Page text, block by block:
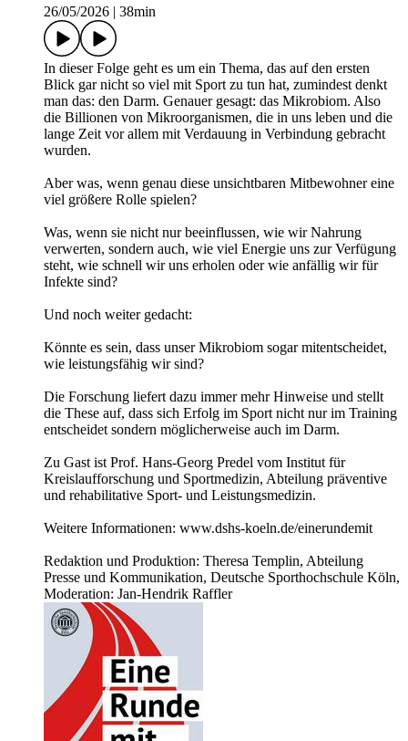
26/05/2026
38min
In dieser Folge geht es um ein Thema, das auf den ersten
Blick gar nicht so viel mit Sport zu tun hat, zumindest denkt
man das: den Darm. Genauer gesagt: das Mikrobiom. Also
die Billionen von Mikroorganismen, die in uns leben und die
lange Zeit vor allem mit Verdauung in Verbindung gebracht
wurden.
Aber was, wenn genau diese unsichtbaren Mitbewohner eine
viel größere Rolle spielen?
Was, wenn sie nicht nur beeinflussen, wie wir Nahrung
verwerten, sondern auch, wie viel Energie uns zur Verfügung
steht, wie schnell wir uns erholen oder wie anfällig wir für
Infekte sind?
Und noch weiter gedacht:
Könnte es sein, dass unser Mikrobiom sogar mitentscheidet,
wie leistungsfähig wir sind?
Die Forschung liefert dazu immer mehr Hinweise und stellt
die These auf, dass sich Erfolg im Sport nicht nur im Training
entscheidet sondern möglicherweise auch im Darm.
Zu Gast ist Prof. Hans-Georg Predel vom Institut für
Kreislaufforschung und Sportmedizin, Abteilung präventive
und rehabilitative Sport- und Leistungsmedizin.
Weitere Informationen: www.dshs-koeln.de/einerundemit
Redaktion und Produktion: Theresa Templin, Abteilung
Presse und Kommunikation, Deutsche Sporthochschule Köln,
Moderation: Jan-Hendrik Raffler